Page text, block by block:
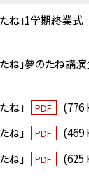
ね」1学期終業式
ね」夢のたね講
ね」
PDF
(776
ね」
PDF
(469
ね」
PDF
(625